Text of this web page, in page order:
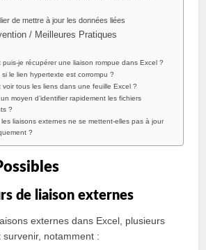
de mettre à jour les données liées
/ Meilleures Pratiques
puis-je récupérer une liaison rompue dans Excel ?
si le lien hypertexte est corrompu ?
voir tous les liens dans une feuille Excel ?
moyen d’identifier rapidement les fichiers
?
liaisons externes ne se mettent-elles pas à jour
?
de liaison externes
externes dans Excel, plusieurs
notamment :